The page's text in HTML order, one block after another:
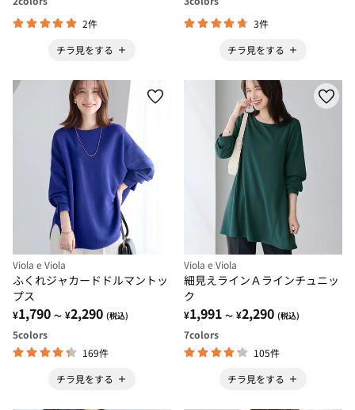
2件
チラ見をする
3件
チラ見をする
Viola e Viola
ふくれジャカードドルマントッ
プス
¥1,790 ～ ¥2,290 (税込)
5colors
169件
チラ見をする
Viola e Viola
細見えラインＡラインチュニッ
ク
¥1,991 ～ ¥2,290 (税込)
7colors
105件
チラ見をする